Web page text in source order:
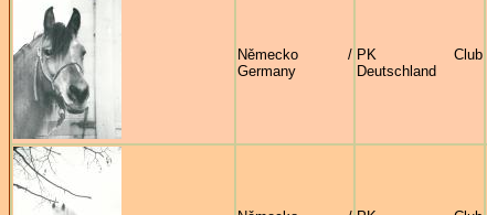
Německo /
Germany
PK Club
Deutschland